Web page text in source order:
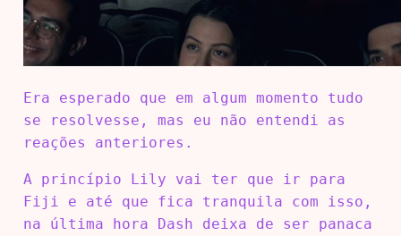
Era esperado que em algum momento tudo
se resolvesse, mas eu não entendi as
reações anteriores.
A princípio Lily vai ter que ir para
Fiji e até que fica tranquila com isso,
na última hora Dash deixa de ser panaca